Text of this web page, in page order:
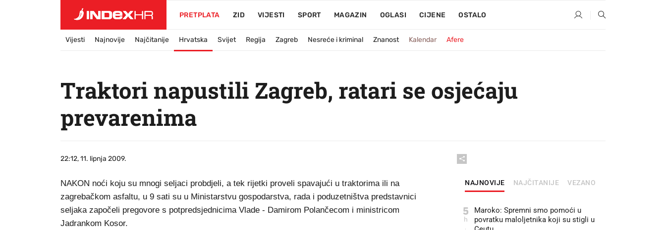
PRETPLATA ZID VIJESTI SPORT MAGAZIN OGLASI CIJENE OSTALO
Vijesti Najnovije Najčitanije Hrvatska Svijet Regija Zagreb Nesreće i kriminal Znanost Kalendar Afere
Traktori napustili Zagreb, ratari se osjećaju
prevarenima
22:12, 11. lipnja 2009.
NAKON noći koju su mnogi seljaci probdjeli, a tek rijetki proveli spavajući u traktorima ili na
zagrebačkom asfaltu, u 9 sati su u Ministarstvu gospodarstva, rada i poduzetništva predstavnici
seljaka započeli pregovore s potpredsjednicima Vlade - Damirom Polančecom i ministricom
Jadrankom Kosor.
NAJNOVIJE NAJČITANIJE VEZANO
5
h
Maroko: Spremni smo pomoći u
povratku maloljetnika koji su stigli u